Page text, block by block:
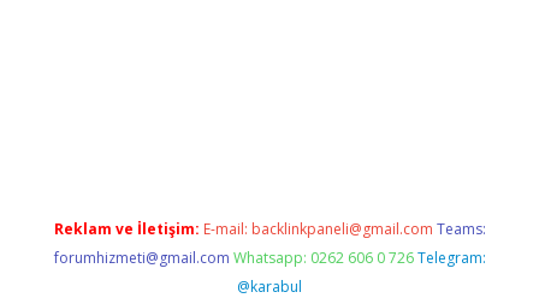
Reklam ve İletişim: E-mail: backlinkpaneli@gmail.com Teams:
forumhizmeti@gmail.com Whatsapp: 0262 606 0 726 Telegram:
@karabul